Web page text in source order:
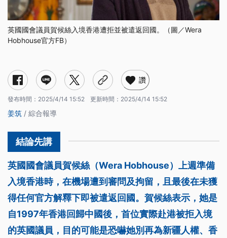
英國國會議員賀候絲入境香港遭拒並被遣返回國。（圖／Wera
Hobhouse官方FB）
讚
發布時間： 2025/4/14 15:52 更新時間： 2025/4/14 15:52
姜筑 / 綜合報導
英國國會議員賀候絲（Wera Hobhouse）上週準備
入境香港時，在機場遭到審問及拘留，且最後在未獲
得任何官方解釋下即被遣返回國。賀候絲表示，她是
自1997年香港回歸中國後，首位實際赴港被拒入境
的英國議員，目的可能是恐嚇她別再為新疆人權、香